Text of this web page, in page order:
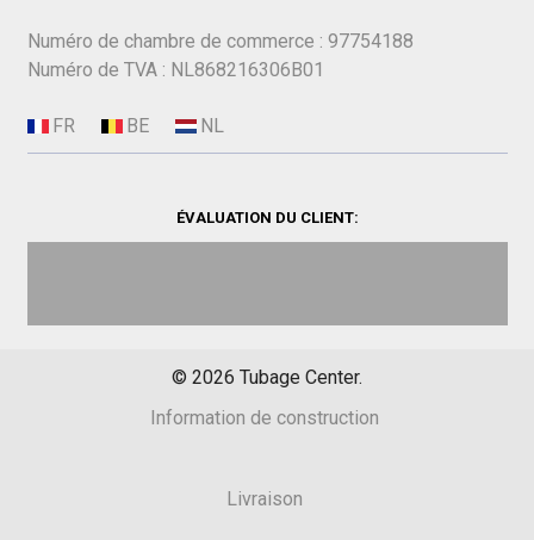
Numéro de chambre de commerce : 97754188
Numéro de TVA : NL868216306B01
ÉVALUATION DU CLIENT:
© 2026 Tubage Center.
Information de construction
Livraison